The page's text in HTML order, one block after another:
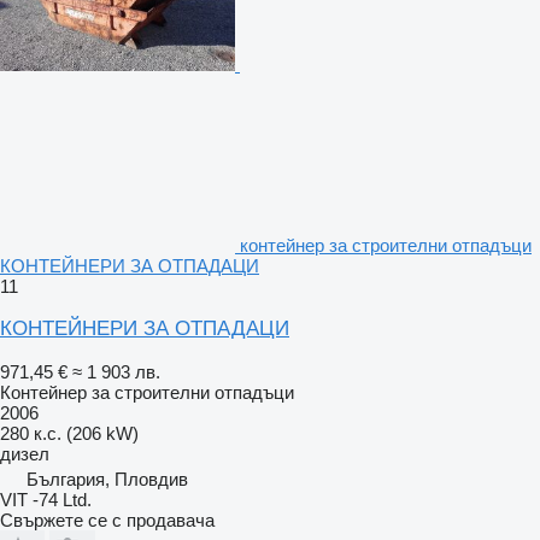
контейнер за строителни отпадъци
КОНТЕЙНЕРИ ЗА ОТПАДАЦИ
11
КОНТЕЙНЕРИ ЗА ОТПАДАЦИ
971,45 € ≈ 1 903 лв.
Контейнер за строителни отпадъци
2006
280 к.с. (206 kW)
дизел
България, Пловдив
VIT -74 Ltd.
Свържете се с продавача